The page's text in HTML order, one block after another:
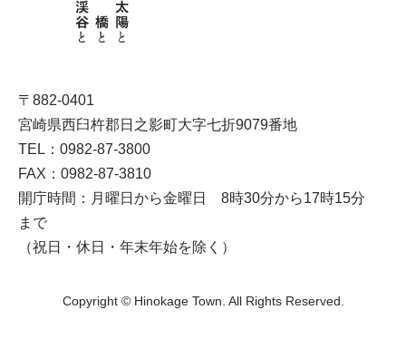
〒882-0401
宮崎県西臼杵郡日之影町大字七折9079番地
TEL：0982-87-3800
FAX：0982-87-3810
開庁時間：月曜日から金曜日 8時30分から17時15分
まで
（祝日・休日・年末年始を除く）
Copyright © Hinokage Town. All Rights Reserved.